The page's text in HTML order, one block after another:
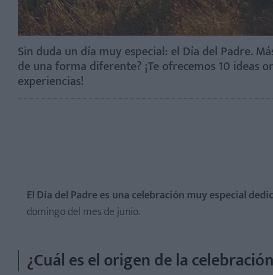
Sin duda un día muy especial: el Día del Padre.
de una forma diferente? ¡Te ofrecemos 10 ideas
experiencias!
El Día del Padre es una celebración muy especial
domingo del mes de junio.
¿Cuál es el origen de la